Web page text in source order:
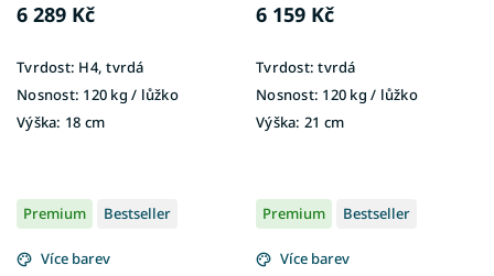
6 289 Kč
Tvrdost: H4, tvrdá
Nosnost: 120 kg / lůžko
Výška: 18 cm
6 159 Kč
Tvrdost: tvrdá
Nosnost: 120 kg​​​​​ / lůžko
Výška: 21 cm
Premium Bestseller
Více barev
Premium Bestseller
Více barev